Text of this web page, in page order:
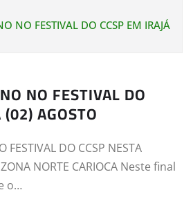
NO FESTIVAL DO CCSP EM IRAJÁ
NO FESTIVAL DO
AGOSTO
FESTIVAL DO CCSP NESTA
NORTE CARIOCA Neste final
o…